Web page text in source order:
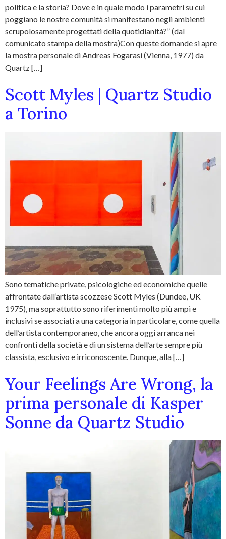
politica e la storia? Dove e in quale modo i parametri su cui
poggiano le nostre comunità si manifestano negli ambienti
scrupolosamente progettati della quotidianità?” (dal
comunicato stampa della mostra)Con queste domande si apre
la mostra personale di Andreas Fogarasi (Vienna, 1977) da
Quartz […]
Scott Myles | Quartz Studio
a Torino
Sono tematiche private, psicologiche ed economiche quelle
affrontate dall’artista scozzese Scott Myles (Dundee, UK
1975), ma soprattutto sono riferimenti molto più ampi e
inclusivi se associati a una categoria in particolare, come quella
dell’artista contemporaneo, che ancora oggi arranca nei
confronti della società e di un sistema dell’arte sempre più
classista, esclusivo e irriconoscente. Dunque, alla […]
Your Feelings Are Wrong, la
prima personale di Kasper
Sonne da Quartz Studio